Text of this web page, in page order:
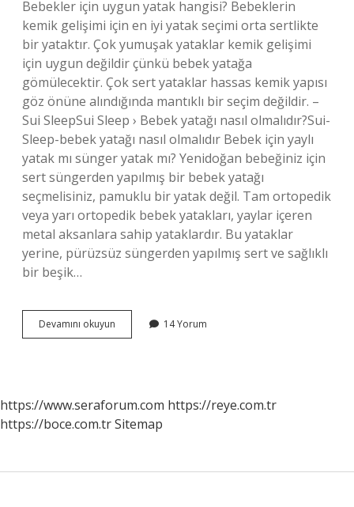
Bebekler için uygun yatak hangisi? Bebeklerin
kemik gelişimi için en iyi yatak seçimi orta sertlikte
bir yataktır. Çok yumuşak yataklar kemik gelişimi
için uygun değildir çünkü bebek yatağa
gömülecektir. Çok sert yataklar hassas kemik yapısı
göz önüne alındığında mantıklı bir seçim değildir. –
Sui SleepSui Sleep › Bebek yatağı nasıl olmalıdır?Sui-
Sleep-bebek yatağı nasıl olmalıdır Bebek için yaylı
yatak mı sünger yatak mı? Yenidoğan bebeğiniz için
sert süngerden yapılmış bir bebek yatağı
seçmelisiniz, pamuklu bir yatak değil. Tam ortopedik
veya yarı ortopedik bebek yatakları, yaylar içeren
metal aksanlara sahip yataklardır. Bu yataklar
yerine, pürüzsüz süngerden yapılmış sert ve sağlıklı
bir beşik…
Devamını okuyun Bebekler
Için
14 Yorum
https://www.seraforum.com https://reye.com.tr
https://boce.com.trSitemap